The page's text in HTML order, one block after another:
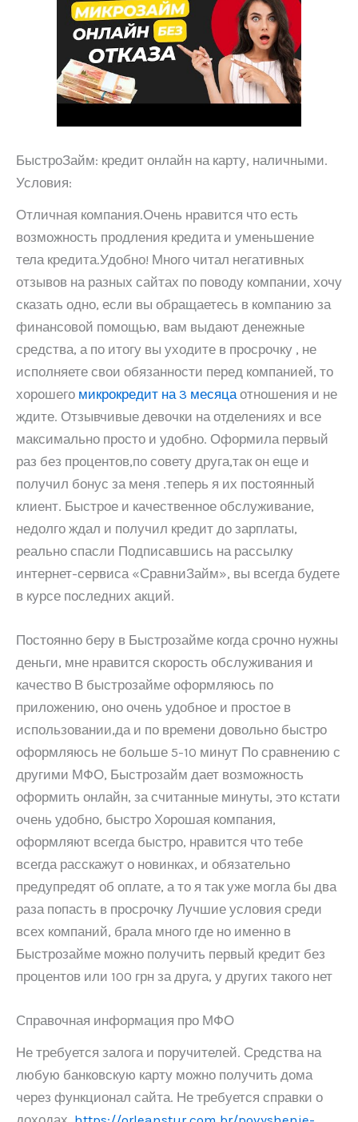
БыстроЗайм: кредит онлайн на карту, наличными.
Условия:
Отличная компания.Очень нравится что есть
возможность продления кредита и уменьшение
тела кредита.Удобно! Много читал негативных
отзывов на разных сайтах по поводу компании, хочу
сказать одно, если вы обращаетесь в компанию за
финансовой помощью, вам выдают денежные
средства, а по итогу вы уходите в просрочку , не
исполняете свои обязанности перед компанией, то
хорошего микрокредит на 3 месяца отношения и не
ждите. Отзывчивые девочки на отделениях и все
максимально просто и удобно. Оформила первый
раз без процентов,по совету друга,так он еще и
получил бонус за меня .теперь я их постоянный
клиент. Быстрое и качественное обслуживание,
недолго ждал и получил кредит до зарплаты,
реально спасли Подписавшись на рассылку
интернет-сервиса «СравниЗайм», вы всегда будете
в курсе последних акций.
Постоянно беру в Быстрозайме когда срочно нужны
деньги, мне нравится скорость обслуживания и
качество В быстрозайме оформляюсь по
приложению, оно очень удобное и простое в
использовании,да и по времени довольно быстро
оформляюсь не больше 5-10 минут По сравнению с
другими МФО, Быстрозайм дает возможность
оформить онлайн, за считанные минуты, это кстати
очень удобно, быстро Хорошая компания,
оформляют всегда быстро, нравится что тебе
всегда расскажут о новинках, и обязательно
предупредят об оплате, а то я так уже могла бы два
раза попасть в просрочку Лучшие условия среди
всех компаний, брала много где но именно в
Быстрозайме можно получить первый кредит без
процентов или 100 грн за друга, у других такого нет
Справочная информация про МФО
Не требуется залога и поручителей. Средства на
любую банковскую карту можно получить дома
через функционал сайта. Не требуется справки о